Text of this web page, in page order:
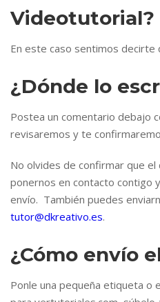
Videotutorial?
En este caso sentimos decirte
¿Dónde lo
Postea un comentario debajo
revisaremos y te
No olvides de confirmar que
ponernos en contacto contigo
envío. También puedes
tutor@dkreativo.es.
¿Cómo envío
Ponle una pequeña etiqueta o